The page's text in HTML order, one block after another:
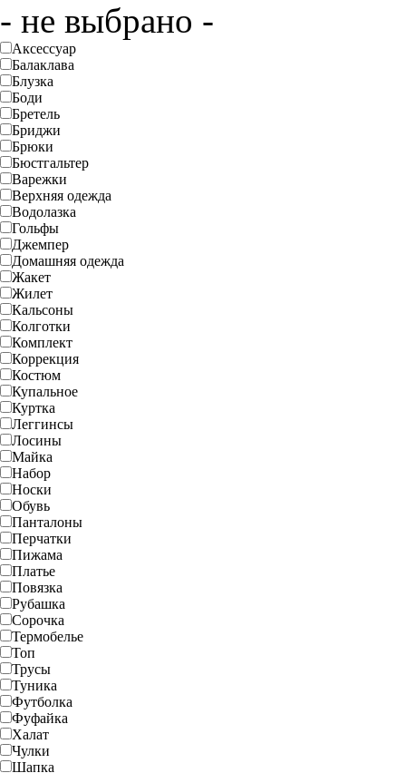
- не выбрано -
Аксессуар
Балаклава
Блузка
Боди
Бретель
Бриджи
Брюки
Бюстгальтер
Варежки
Верхняя одежда
Водолазка
Гольфы
Джемпер
Домашняя одежда
Жакет
Жилет
Кальсоны
Колготки
Комплект
Коррекция
Костюм
Купальное
Куртка
Леггинсы
Лосины
Майка
Набор
Носки
Обувь
Панталоны
Перчатки
Пижама
Платье
Повязка
Рубашка
Сорочка
Термобелье
Топ
Трусы
Туника
Футболка
Фуфайка
Халат
Чулки
Шапка